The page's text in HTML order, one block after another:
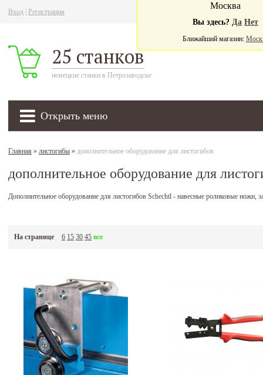
Вход Регистрация
25 станков
немецкие станки в Петрозаводске
Открыть меню
Москва
Вы здесь? Да Нет
Ближайший магазин:
Главная » листогибы » дополнительное оборудование для листогибов
дополнительное оборудование для
Дополнительное оборудование для листогибов Schechtl - навесные роликовые ножи,
На странице 6 15 30 45 все